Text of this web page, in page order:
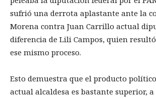
sufrió una derrota aplastante ante la
Morena contra Juan Carrillo actual
diferencia de Lili Campos, quien
ese mismo proceso.
Esto demuestra que el producto
actual alcaldesa es bastante superior,